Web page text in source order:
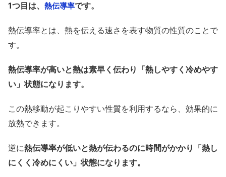
1つ目は、 熱伝導率です。
熱伝導率とは、熱を伝える速さを表す物質の性質のことで
す。
熱伝導率が高いと熱は素早く伝わり「熱しやすく冷めやす
い」状態になります。
この熱移動が起こりやすい性質を利用するなら、効果的に
放熱できます。
逆に熱伝導率が低いと熱が伝わるのに時間がかかり「熱し
にくく冷めにくい」状態になります。